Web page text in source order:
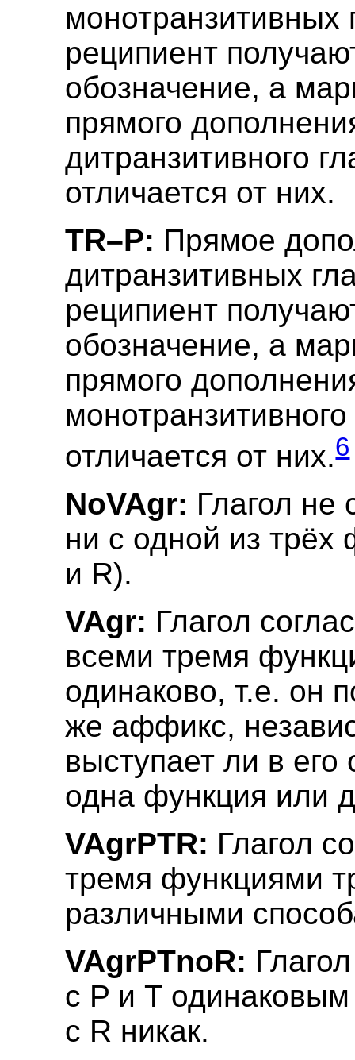
монотранзитивных
реципиент
обозначение, а
прямого
дитранзитивного
отличается от них.
TR–P: Прямое
дитранзитивных
реципиент
обозначение, а
прямого
монотранзитивного
отличается от них.6
NoVAgr: Глагол не
ни с одной из трёх
и R).
VAgr: Глагол
всеми тремя
одинаково, т.е. он
же аффикс,
выступает ли в его
одна функция или
VAgrPTR: Глагол
тремя функциями
различными
VAgrPTnoR:
с P и T
с R никак.